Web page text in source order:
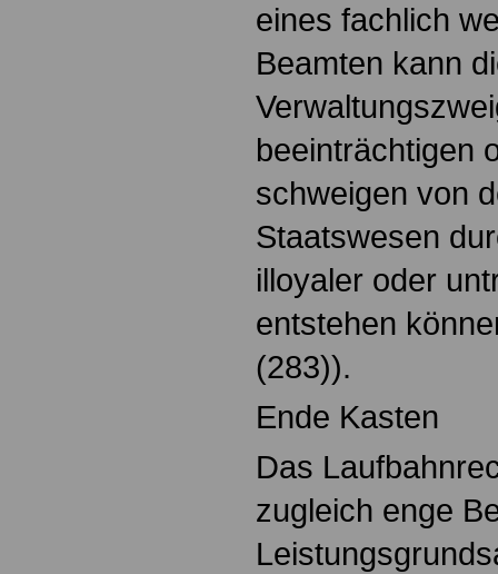
eines fachlich
Beamten kann
beeinträchtigen
schweigen von
Staatswesen
illoyaler oder
entstehen
(283)).
Ende Kasten
Das
zugleich enge